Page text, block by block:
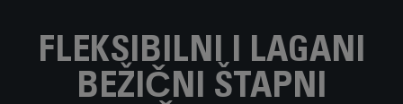
FLEKSIBILNI I LAGANI
BEŽIČNI ŠTAPNI